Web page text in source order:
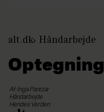
alt.dk Håndarbejde
Optegning
Af: Inga Pantzar
Håndarbejde
Hendes Verden